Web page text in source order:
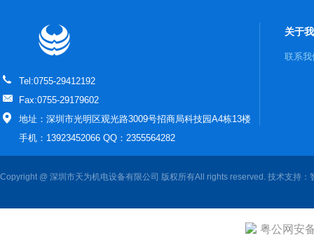
Tel:0755-29412192
Fax:0755-29179602
地址：深圳市光明区观光路3009号招商局科技园A4栋13楼
手机：13923452066 QQ：2355564282
关于
联系我
Copyright @ 深圳市天为机电设备有限公司 版权所有All rights reserved. 技术支持：
粤公网安